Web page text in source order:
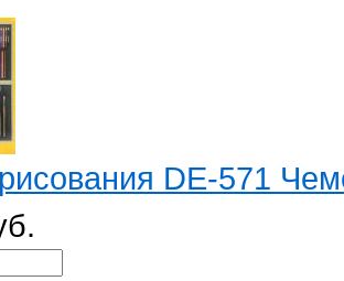
DE-571